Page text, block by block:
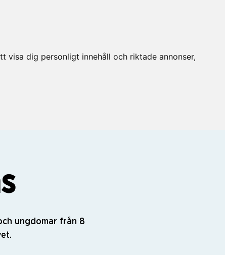
dig personligt innehåll och riktade annonser,
ungdomar från 8